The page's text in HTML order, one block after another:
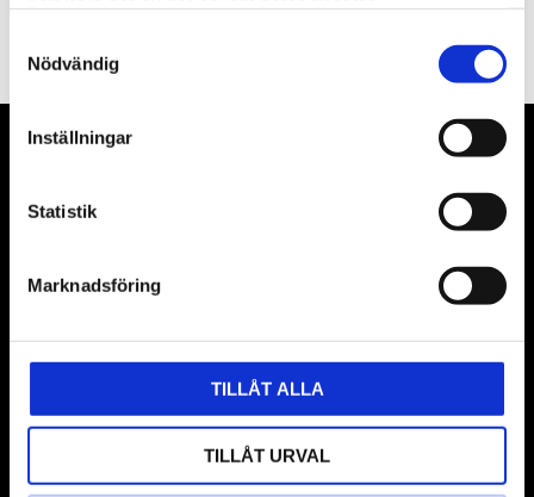
Nödvändig
Inställningar
Statistik
Marknadsföring
TILLÅT ALLA
TILLÅT URVAL
Våra främsta leverantörer är KS Tools verktyg, ATH billyftar
gärna om vad som helst då vi gör vårt yttersta för att hjälpa